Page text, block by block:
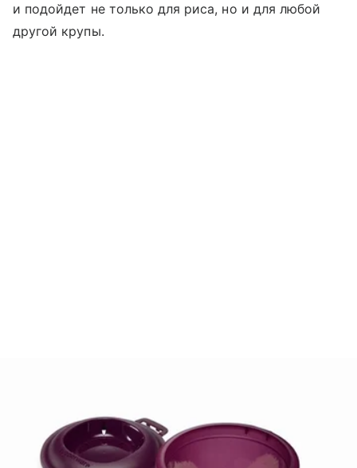
и подойдет не только для риса, но и для любой
другой крупы.